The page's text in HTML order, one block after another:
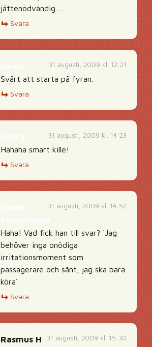
jättenödvändig…..
Svara
31 augusti, 2009 kl. 12:21
Svårt att starta på fyran.
Svara
31 augusti, 2009 kl. 14:23
Hahaha smart kille!
Svara
31 augusti, 2009 kl. 14:52
Haha! Vad fick han till svar? ´Jag
behöver inga onödiga
irritationsmoment som
passagerare och sånt, jag ska bara
köra´
Svara
31 augusti, 2009 kl. 15:30
Rasmus H